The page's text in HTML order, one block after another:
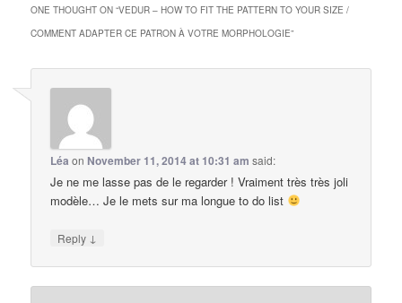
ONE THOUGHT ON “VEDUR – HOW TO FIT THE PATTERN TO YOUR SIZE /
COMMENT ADAPTER CE PATRON À VOTRE MORPHOLOGIE”
Léa on November 11, 2014 at 10:31 am said:
Je ne me lasse pas de le regarder ! Vraiment très très joli
modèle… Je le mets sur ma longue to do list
Reply ↓